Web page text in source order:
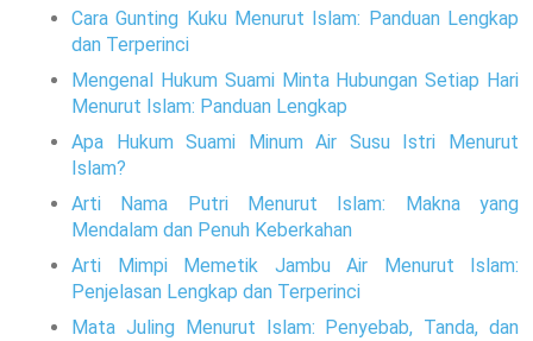
Cara Gunting Kuku Menurut Islam: Panduan Lengkap
dan Terperinci
Mengenal Hukum Suami Minta Hubungan Setiap Hari
Menurut Islam: Panduan Lengkap
Apa Hukum Suami Minum Air Susu Istri Menurut
Islam?
Arti Nama Putri Menurut Islam: Makna yang
Mendalam dan Penuh Keberkahan
Arti Mimpi Memetik Jambu Air Menurut Islam:
Penjelasan Lengkap dan Terperinci
Mata Juling Menurut Islam: Penyebab, Tanda, dan